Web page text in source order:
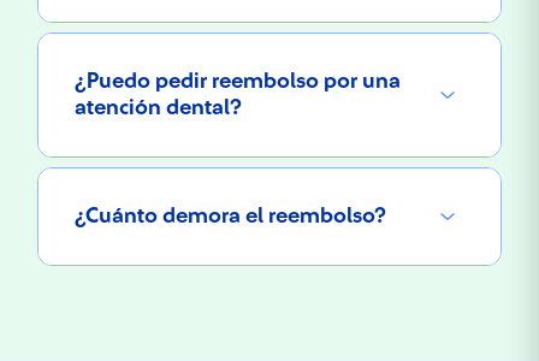
¿Puedo pedir reembolso por una
atención dental?
¿Cuánto demora el reembolso?